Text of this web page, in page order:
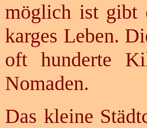
möglich ist gibt
karges Leben.
oft hunderte
Nomaden.
Das kleine